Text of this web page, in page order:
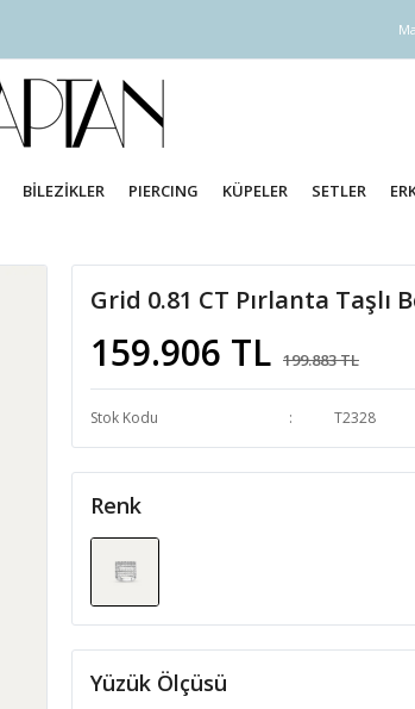
BİLEZİKLER PIERCING KÜPELER SETLER
Grid 0.81 CT Pırlanta Taşlı
159.906 TL 199.883 TL
Stok Kodu T2328
Renk
Yüzük Ölçüsü